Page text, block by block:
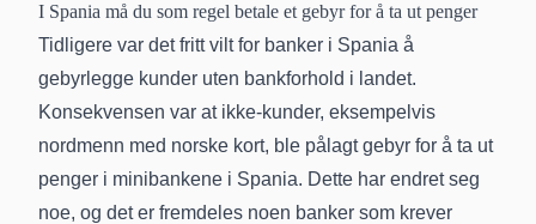
I Spania må du som regel betale et gebyr for å ta ut penger
Tidligere var det fritt vilt for banker i Spania å
gebyrlegge kunder uten bankforhold i landet.
Konsekvensen var at ikke-kunder, eksempelvis
nordmenn med norske kort, ble pålagt gebyr for å ta ut
penger i minibankene i Spania. Dette har endret seg
noe, og det er fremdeles noen banker som krever